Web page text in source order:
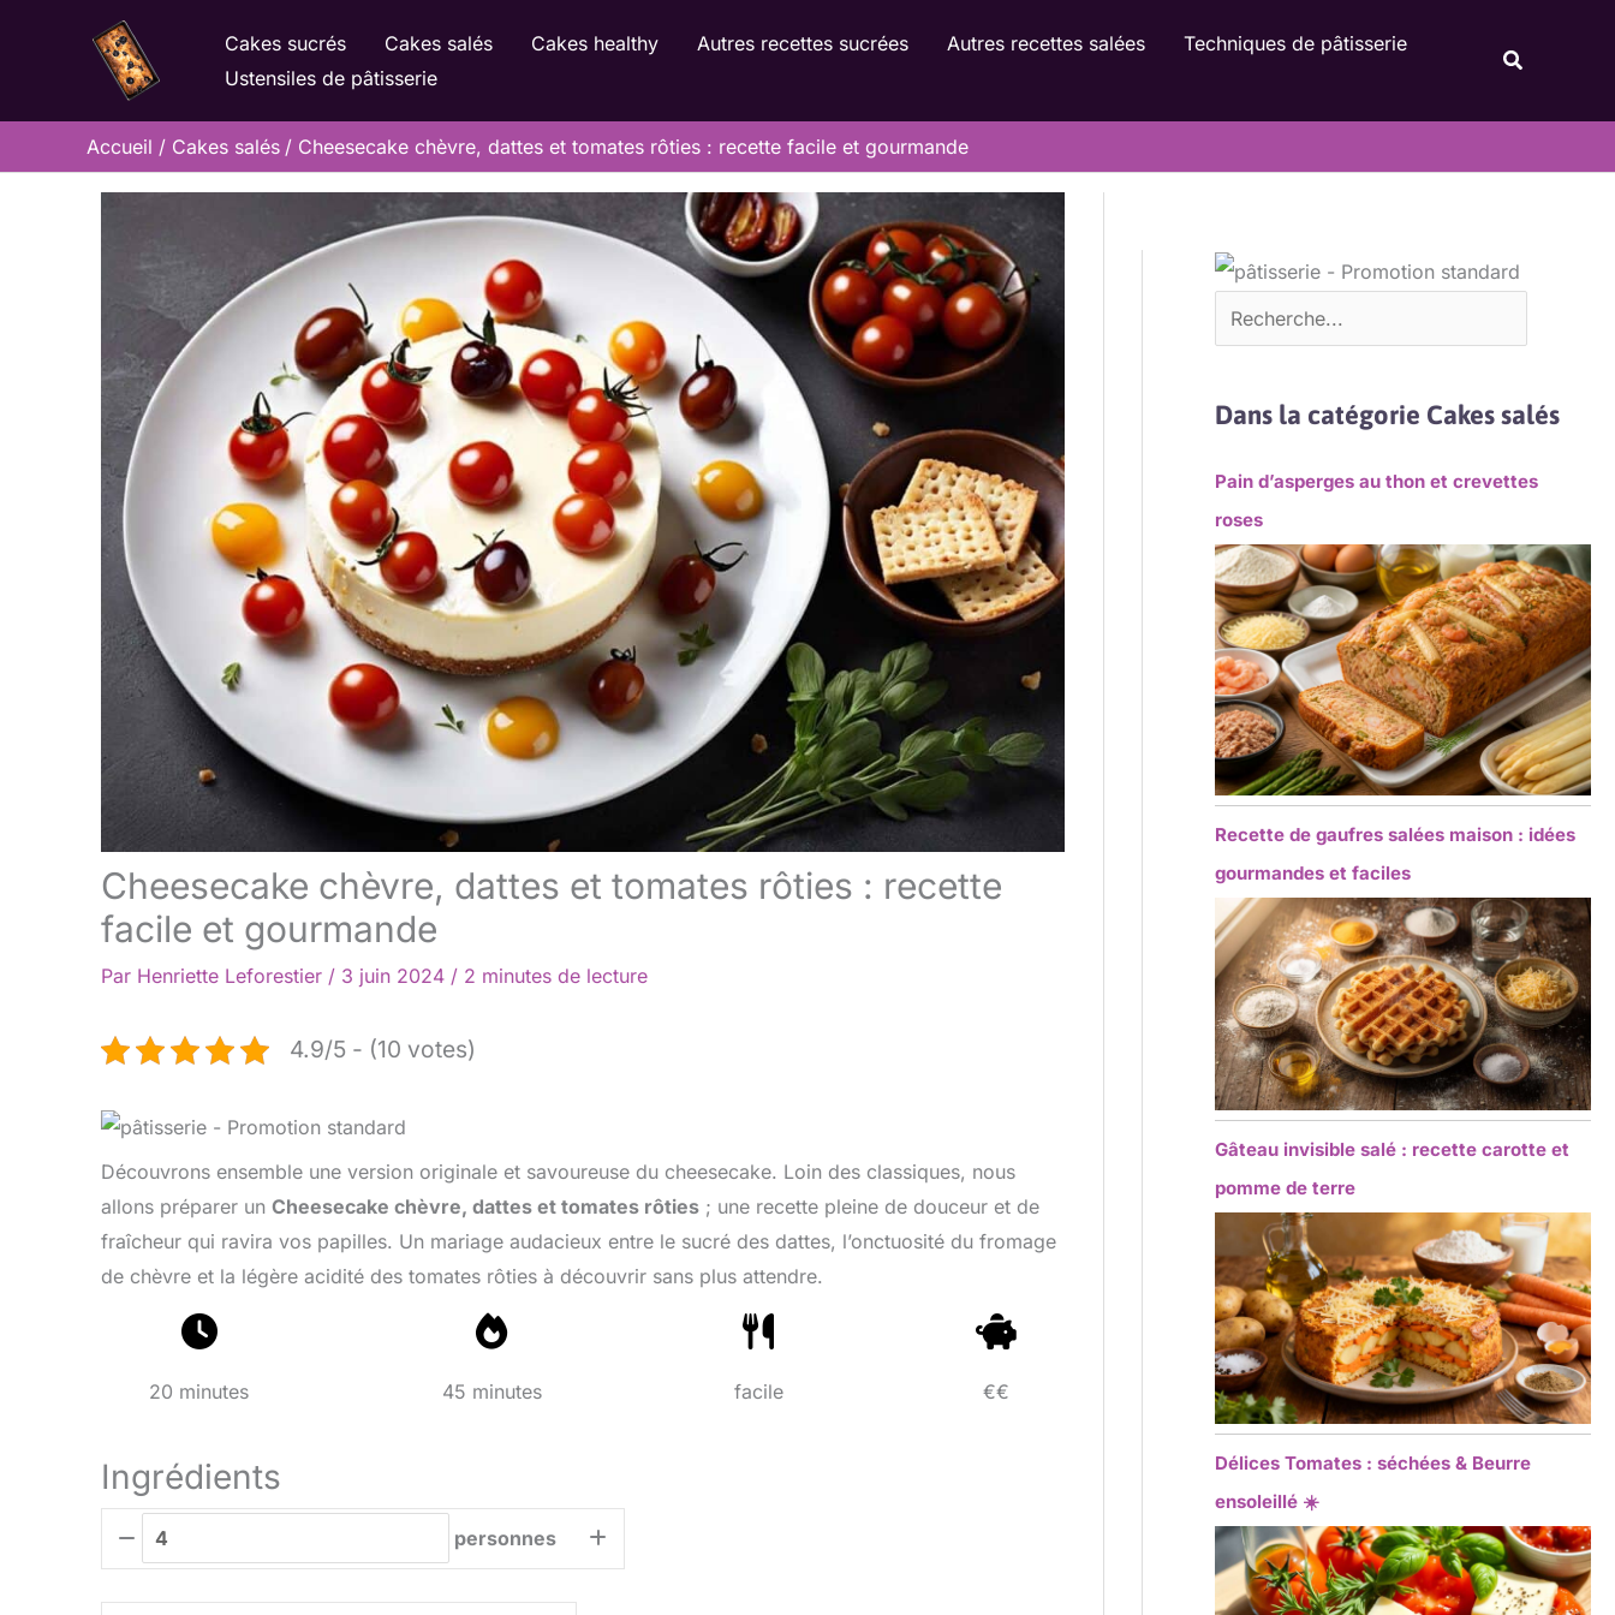
Cakes sucrés Cakes salés Cakes healthy Autres recettes sucrées Autres recettes salées
Techniques de pâtisserie
Ustensiles de pâtisserie
Accueil Cakes salés Cheesecake chèvre, dattes et tomates rôties : recette facile et gourmande
Cheesecake chèvre, dattes et tomates rôties : recette
facile et gourmande
Par Henriette Leforestier / 3 juin 2024 / 2 minutes de lecture
4.9/5 - (10 votes)
Découvrons ensemble une version originale et savoureuse du cheesecake. Loin des classiques, nous
allons préparer un Cheesecake chèvre, dattes et tomates rôties ; une recette pleine de douceur et de
fraîcheur qui ravira vos papilles. Un mariage audacieux entre le sucré des dattes, l’onctuosité du fromage
de chèvre et la légère acidité des tomates rôties à découvrir sans plus attendre.
20 minutes 45 minutes facile €€
Ingrédients
personnes
Dans la catégorie Cakes salés
Pain d’asperges au thon et crevettes
roses
Recette de gaufres salées maison : idées
gourmandes et faciles
Gâteau invisible salé : recette carotte et
pomme de terre
Délices Tomates : séchées & Beurre
ensoleillé ☀️